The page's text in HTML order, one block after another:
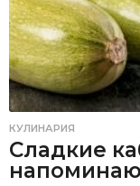
КУЛИНАРИЯ
Сладкие